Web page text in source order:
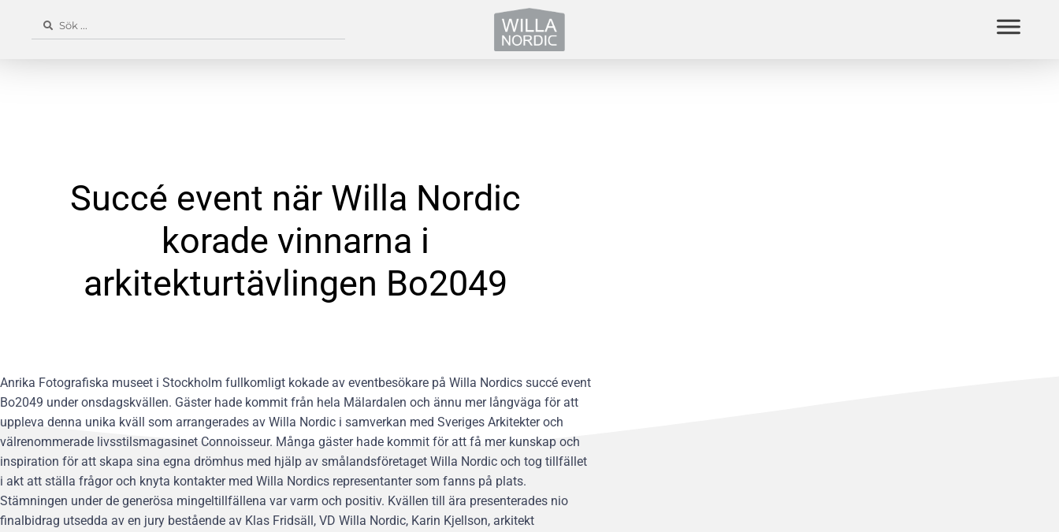
Succé event när Willa Nordic
korade vinnarna i
arkitekturtävlingen Bo2049
Anrika Fotografiska museet i Stockholm fullkomligt kokade av eventbesökare på Willa Nordics succé event
Bo2049 under onsdagskvällen. Gäster hade kommit från hela Mälardalen och ännu mer långväga för att
uppleva denna unika kväll som arrangerades av Willa Nordic i samverkan med Sveriges Arkitekter och
välrenommerade livsstilsmagasinet Connoisseur. Många gäster hade kommit för att få mer kunskap och
inspiration för att skapa sina egna drömhus med hjälp av smålandsföretaget Willa Nordic och tog tillfället
i akt att ställa frågor och knyta kontakter med Willa Nordics representanter som fanns på plats.
Stämningen under de generösa mingeltillfällena var varm och positiv. Kvällen till ära presenterades nio
finalbidrag utsedda av en jury bestående av Klas Fridsäll, VD Willa Nordic, Karin Kjellson, arkitekt